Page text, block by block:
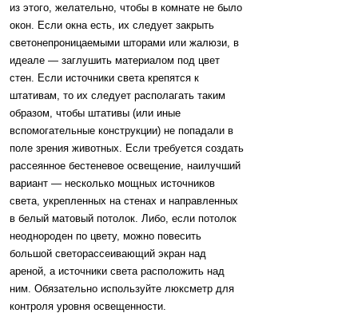
из этого, желательно, чтобы в комнате не было
окон. Если окна есть, их следует закрыть
светонепроницаемыми шторами или жалюзи, в
идеале — заглушить материалом под цвет
стен. Если источники света крепятся к
штативам, то их следует располагать таким
образом, чтобы штативы (или иные
вспомогательные конструкции) не попадали в
поле зрения животных. Если требуется создать
рассеянное бестеневое освещение, наилучший
вариант — несколько мощных источников
света, укрепленных на стенах и направленных
в белый матовый потолок. Либо, если потолок
неоднороден по цвету, можно повесить
большой светорассеивающий экран над
ареной, а источники света расположить над
ним. Обязательно используйте люксметр для
контроля уровня освещенности.